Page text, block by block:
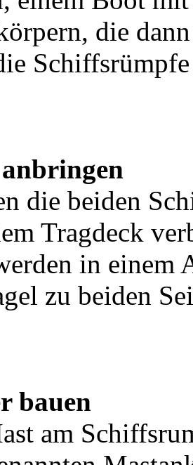
die
die beiden
Tragdeck
in einem
zu beiden
bauen
am